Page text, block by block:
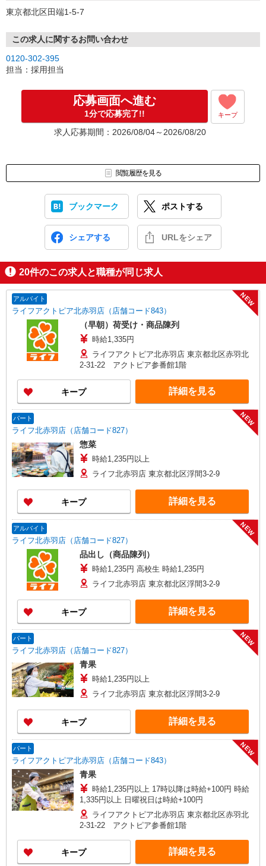
ご応募の後、
担当よりご案内をさせていただきます。
応募 ⇒ 条件確認 ⇒ 面接 ⇒ 合否
※選考状況により、書類選考など一部選考フローを変更する場合が
ございます。
がございます。予めご了承ください。
東京都北区田端1-5-7
この求人に関するお問い合わせ
0120-302-395
担当：採用担当
応募画面へ進む
1分で応募完了!! キープ
求人応募期間：2026/08/04～2026/08/20
閲覧履歴を見る
ブックマーク ポストする
シェアする URLをシェア
20件のこの求人と職種が同じ求人
アルバイト
ライフアクトピア北赤羽店（店舗コード843）
NEW
（早朝）荷受け・商品陳列
時給1,335円
ライフアクトピア北赤羽店 東京都北区赤羽北
2-31-22 アクトピア参番館1階
キープ 詳細を見る
パート
ライフ北赤羽店（店舗コード827）
NEW
惣菜
時給1,235円以上
ライフ北赤羽店 東京都北区浮間3-2-9
キープ 詳細を見る
アルバイト
ライフ北赤羽店（店舗コード827）
NEW
品出し（商品陳列）
時給1,235円 高校生 時給1,235円
ライフ北赤羽店 東京都北区浮間3-2-9
キープ 詳細を見る
パート
ライフ北赤羽店（店舗コード827）
NEW
青果
時給1,235円以上
ライフ北赤羽店 東京都北区浮間3-2-9
キープ 詳細を見る
パート
ライフアクトピア北赤羽店（店舗コード843）
NEW
青果
時給1,235円以上 17時以降は時給+100円 時給
1,335円以上 日曜祝日は時給+100円
ライフアクトピア北赤羽店 東京都北区赤羽北
2-31-22 アクトピア参番館1階
キープ 詳細を見る